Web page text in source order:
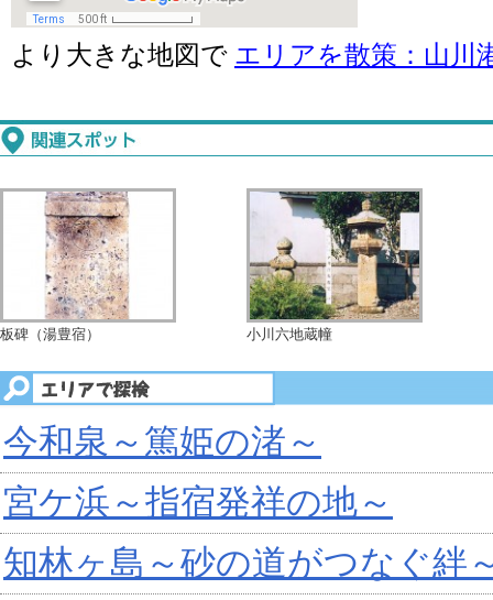
より大きな地図で エリアを散策：山川
板碑（湯豊宿） 小川六地蔵幢
今和泉～篤姫の渚～
宮ケ浜～指宿発祥の地～
知林ヶ島～砂の道がつなぐ絆